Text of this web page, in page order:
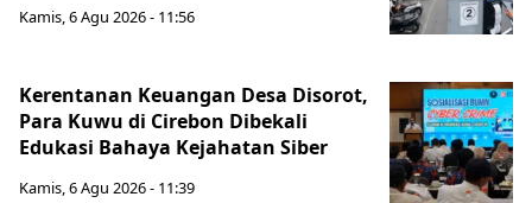
Kamis, 6 Agu 2026 - 11:56
Kerentanan Keuangan Desa Disorot,
Para Kuwu di Cirebon Dibekali
Edukasi Bahaya Kejahatan Siber
Kamis, 6 Agu 2026 - 11:39